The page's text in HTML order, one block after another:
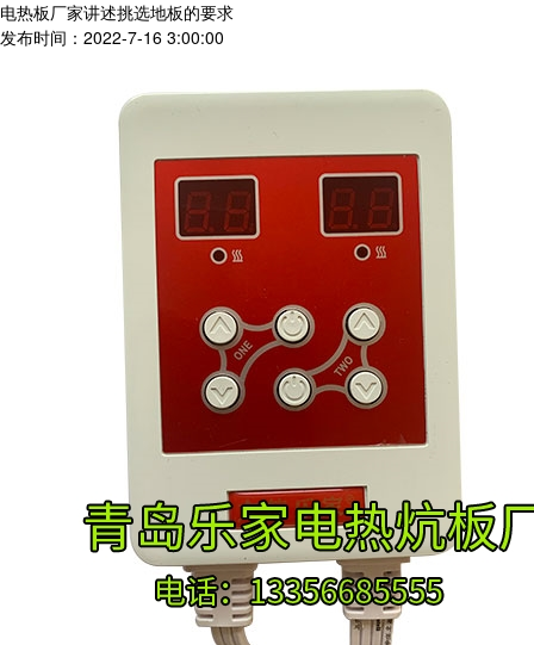
电热板厂家讲述挑选地板的要求
发布时间：2022-7-16 3:00:00